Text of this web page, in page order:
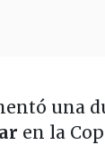
una
en la